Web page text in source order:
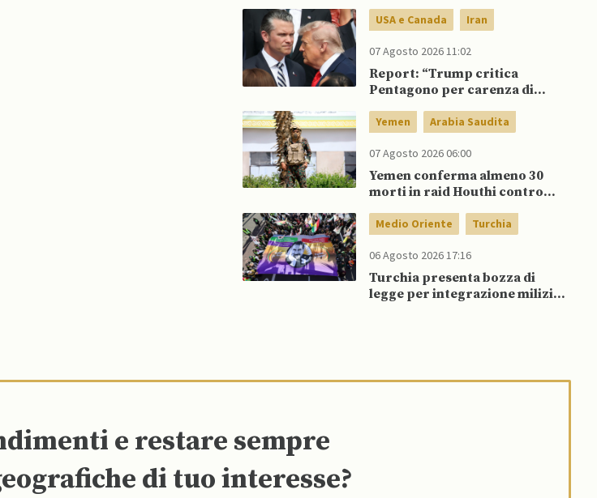
USA e Canada Iran
07 Agosto 2026 11:02
Report: “Trump critica
Pentagono per carenza di
Yemen Arabia Saudita
07 Agosto 2026 06:00
Yemen conferma almeno 30
morti in raid Houthi contro
Medio Oriente Turchia
06 Agosto 2026 17:16
Turchia presenta bozza di
legge per integrazione milizie
e restare sempre
di tuo interesse?